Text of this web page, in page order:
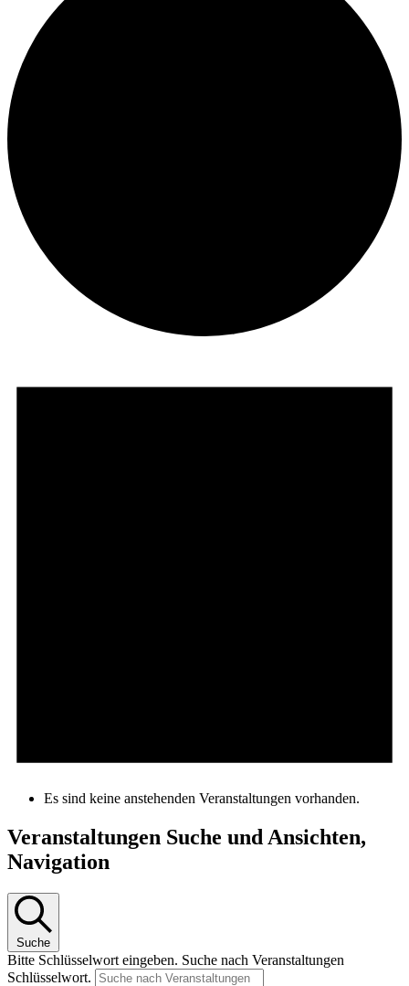
Es sind keine anstehenden Veranstaltungen vorhanden.
Veranstaltungen Suche und Ansichten,
Navigation
Suche
Bitte Schlüsselwort eingeben. Suche nach Veranstaltungen
Schlüsselwort.